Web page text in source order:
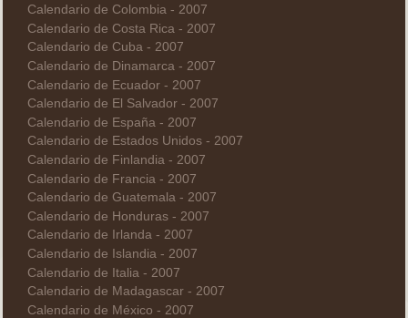
Calendario de Colombia - 2007
Calendario de Costa Rica - 2007
Calendario de Cuba - 2007
Calendario de Dinamarca - 2007
Calendario de Ecuador - 2007
Calendario de El Salvador - 2007
Calendario de España - 2007
Calendario de Estados Unidos - 2007
Calendario de Finlandia - 2007
Calendario de Francia - 2007
Calendario de Guatemala - 2007
Calendario de Honduras - 2007
Calendario de Irlanda - 2007
Calendario de Islandia - 2007
Calendario de Italia - 2007
Calendario de Madagascar - 2007
Calendario de México - 2007